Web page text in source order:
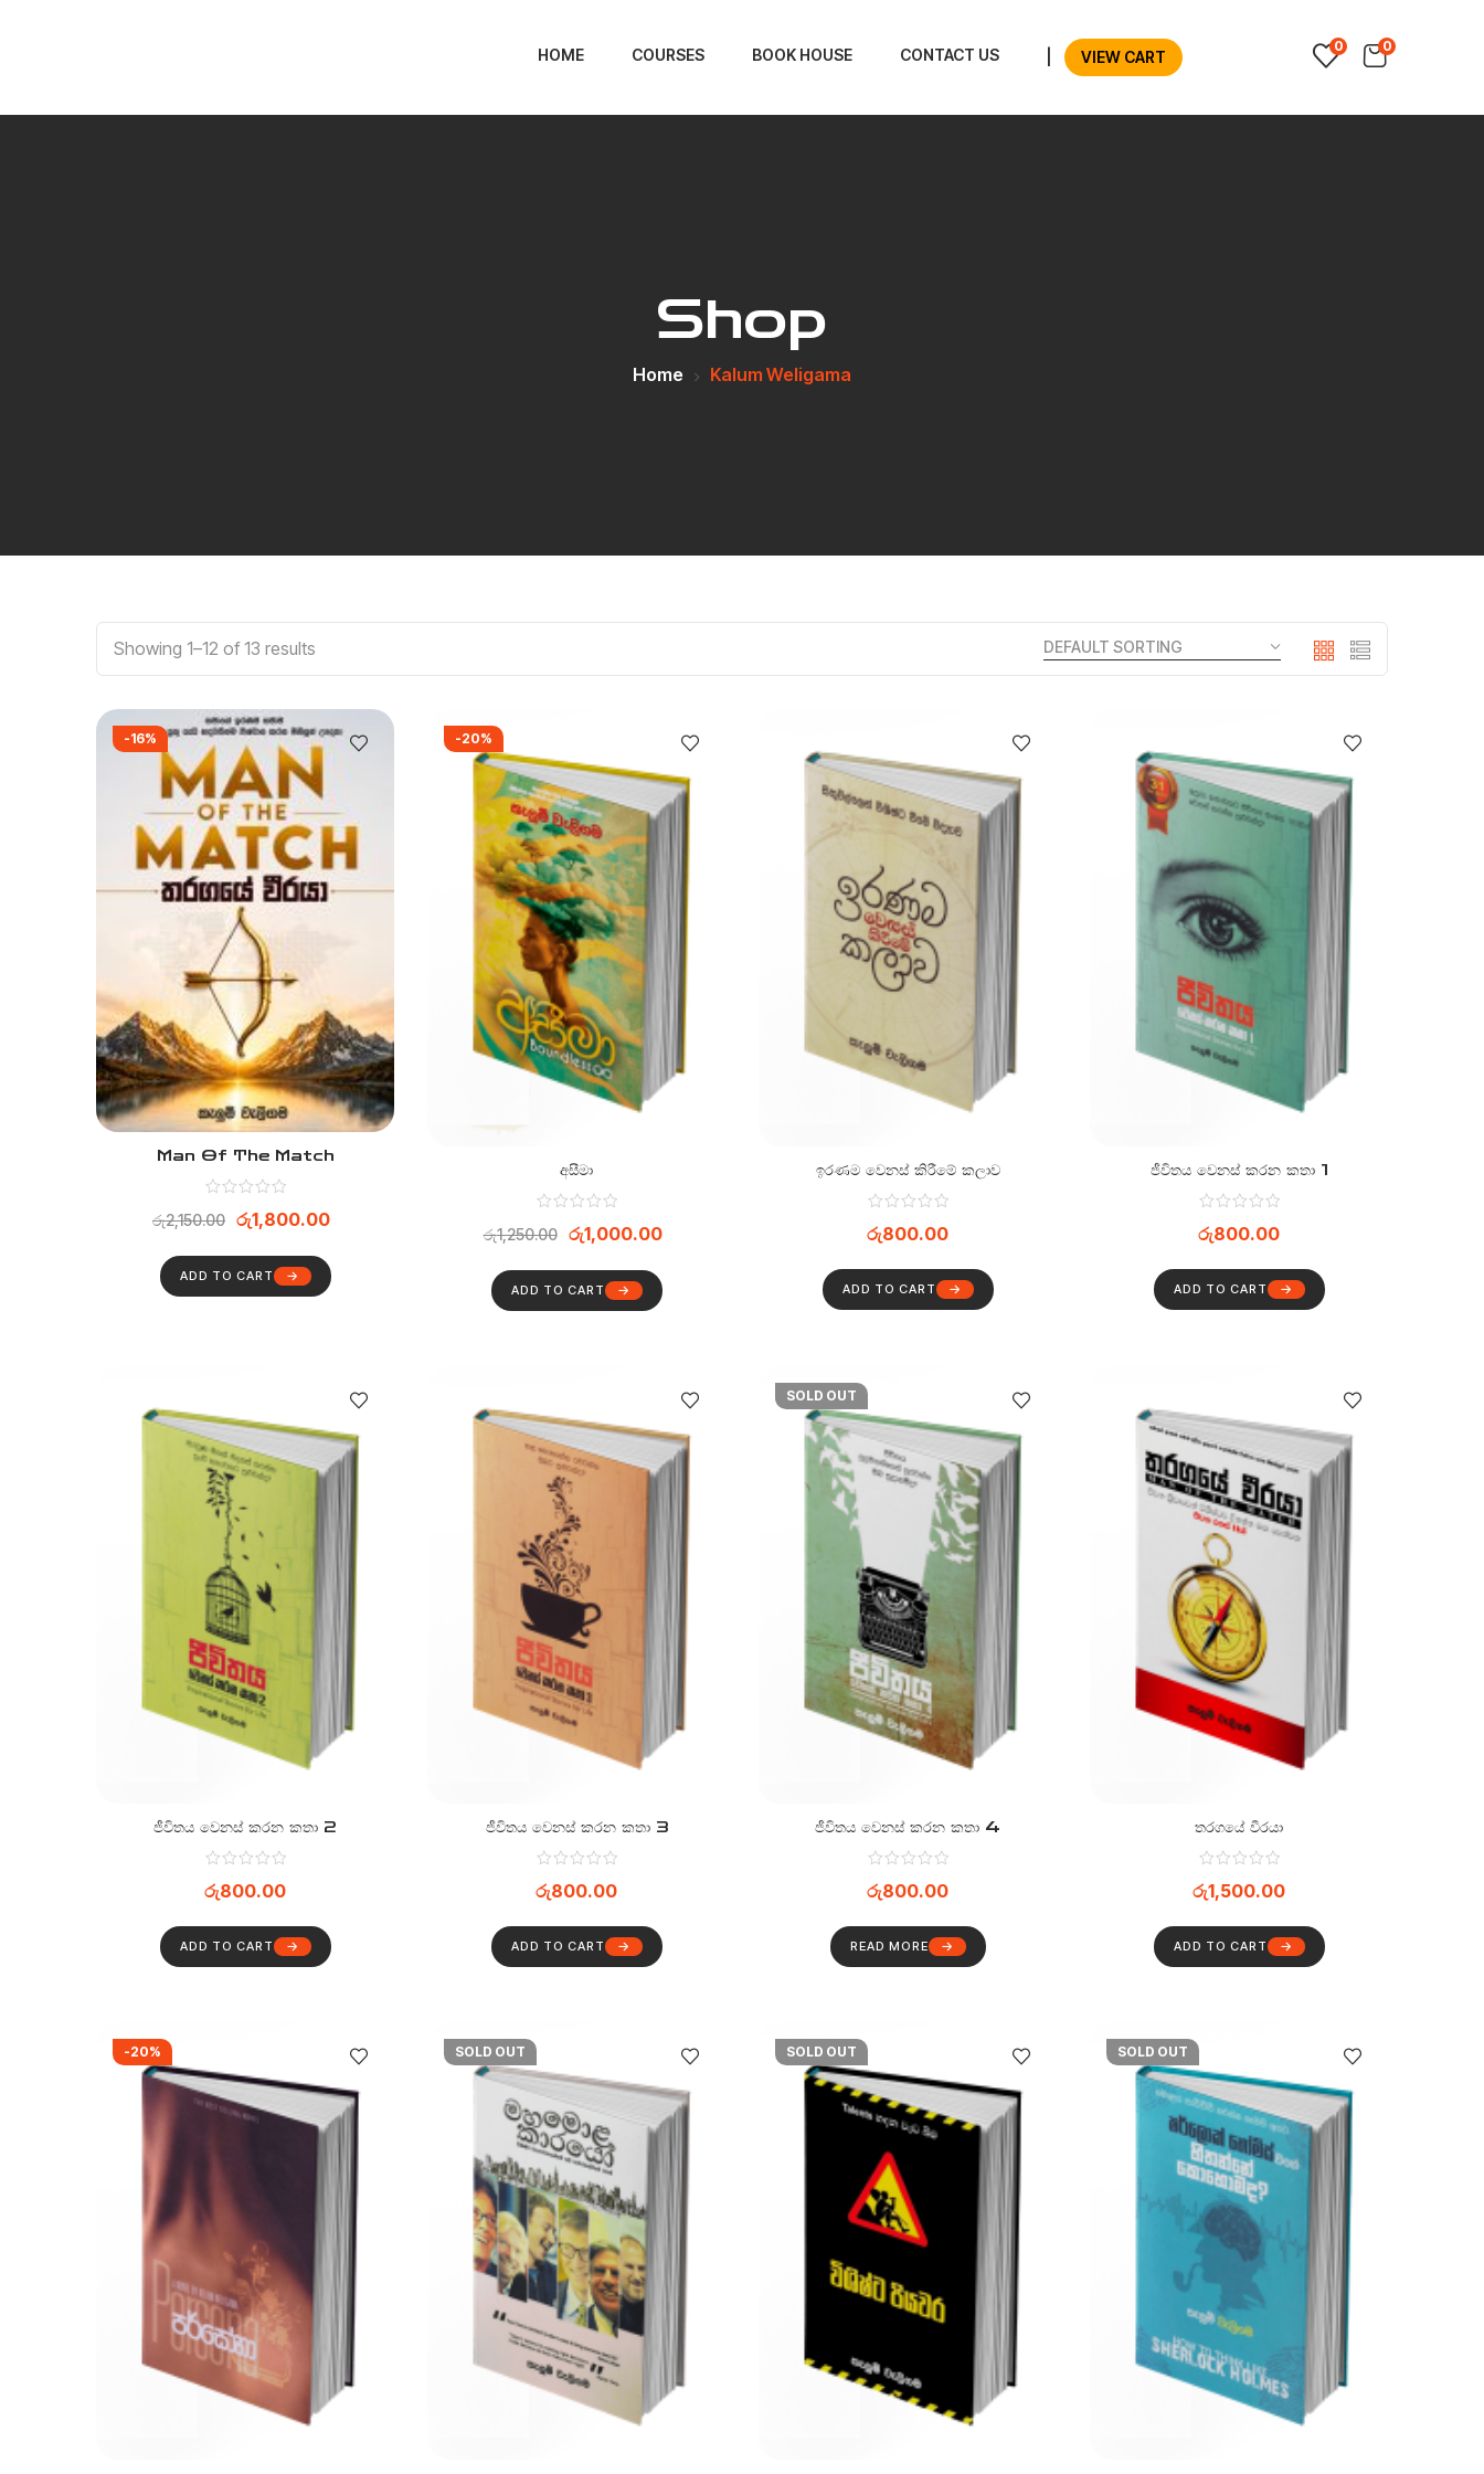
HOME COURSES BOOK HOUSE CONTACT US VIEW CART
0
0
Shop
Home Kalum Weligama
Showing 1–12 of 13 results
-16%
Man Of The Match
රු2,150.00 රු1,800.00
ADD TO CART
-20%
අසීමා
රු1,250.00 රු1,000.00
ADD TO CART
ඉරණම වෙනස් කිරීමේ කලාව
රු800.00
ADD TO CART
ජීවිතය වෙනස් කරන කතා 1
රු800.00
ADD TO CART
ජීවිතය වෙනස් කරන කතා 2
රු800.00
ADD TO CART
ජීවිතය වෙනස් කරන කතා 3
රු800.00
ADD TO CART
SOLD OUT
ජීවිතය වෙනස් කරන කතා 4
රු800.00
READ MORE
තරගයේ වීරයා
රු1,500.00
ADD TO CART
-20% SOLD OUT SOLD OUT SOLD OUT